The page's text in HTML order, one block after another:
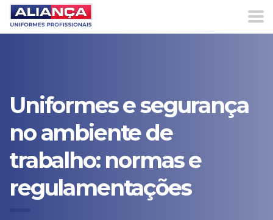
Uniformes e segurança
no ambiente de
trabalho: normas e
regulamentações